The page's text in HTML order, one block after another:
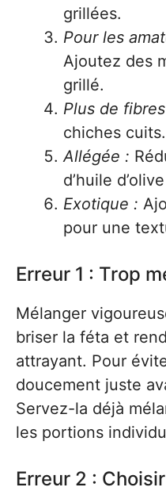
grillées.
Pour les
Ajoutez des
grillé.
Plus de
chiches cuits.
Allégée :
d’huile
Exotique :
pour une
Erreur 1 : Trop
Mélanger
briser la féta et
attrayant. Pour
doucement juste
Servez-la déjà
les portions
Erreur 2 :